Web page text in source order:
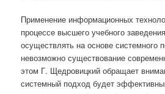
Применение информационных
процессе высшего учебного
осуществлять на основе системного
невозможно существование
этом Г. Щедровицкий обращает
системный подход будет